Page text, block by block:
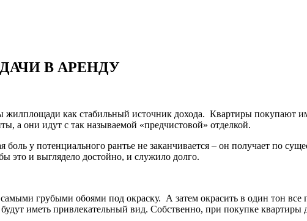
В АРЕНДУ
как стабильный источник дохода. Квартиры покупают
а они идут с так называемой «предчистовой» отделкой.
у потенциального рантье не заканчивается – он получает по
это и выглядело достойно, и служило долго.
грубыми обоями под окраску. А затем окрасить в один тон
иметь привлекательный вид. Собственно, при покупке